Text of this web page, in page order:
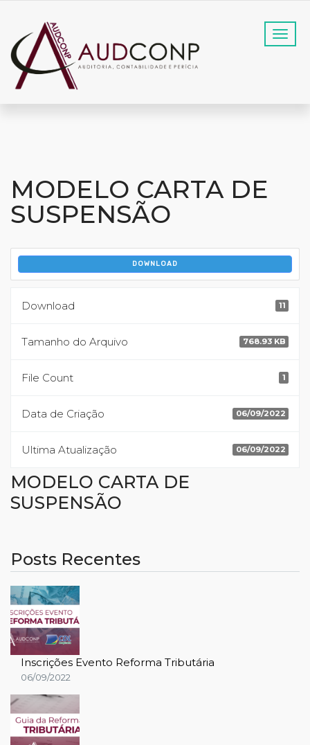
MODELO CARTA DE
SUSPENSÃO
DOWNLOAD
Download 11
Tamanho do Arquivo 768.93 KB
File Count 1
Data de Criação 06/09/2022
Ultima Atualização 06/09/2022
MODELO CARTA DE
SUSPENSÃO
Posts Recentes
Inscrições Evento Reforma Tributária
06/09/2022